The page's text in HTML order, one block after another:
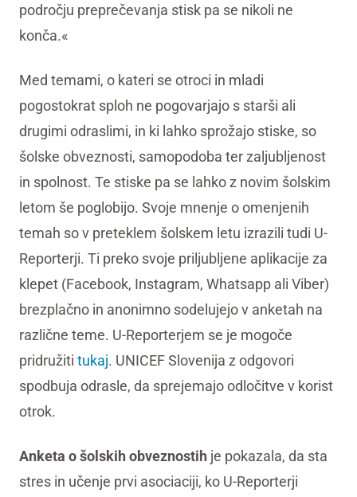
področju preprečevanja stisk pa se nikoli ne
konča.«
Med temami, o kateri se otroci in mladi
pogostokrat sploh ne pogovarjajo s starši ali
drugimi odraslimi, in ki lahko sprožajo stiske, so
šolske obveznosti, samopodoba ter zaljubljenost
in spolnost. Te stiske pa se lahko z novim šolskim
letom še poglobijo. Svoje mnenje o omenjenih
temah so v preteklem šolskem letu izrazili tudi U-
Reporterji. Ti preko svoje priljubljene aplikacije za
klepet (Facebook, Instagram, Whatsapp ali Viber)
brezplačno in anonimno sodelujejo v anketah na
različne teme. U-Reporterjem se je mogoče
pridružiti tukaj. UNICEF Slovenija z odgovori
spodbuja odrasle, da sprejemajo odločitve v korist
otrok.
Anketa o šolskih obveznostih je pokazala, da sta
stres in učenje prvi asociaciji, ko U-Reporterji